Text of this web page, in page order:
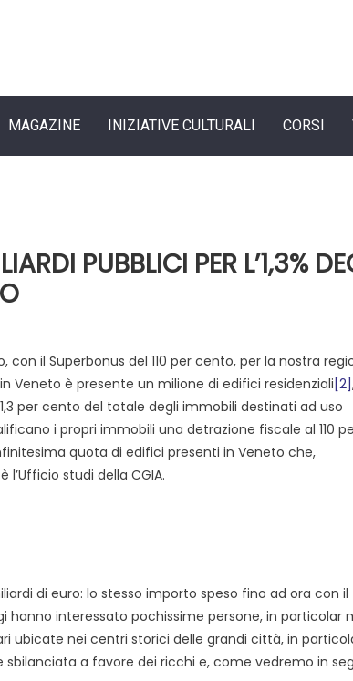
MAGAZINE INIZIATIVE CULTURALI CORSI
PUBBLICI PER L’1,3%
con il Superbonus del 110 per cento, per la nostra
Veneto è presente un milione di edifici residenziali [2]
per cento del totale degli immobili destinati ad uso
i propri immobili una detrazione fiscale al 110
quota di edifici presenti in Veneto che,
studi della CGIA.
di euro: lo stesso importo speso fino ad ora con il
hanno interessato pochissime persone, in particolar
ubicate nei centri storici delle grandi città, in
a favore dei ricchi e, come vedremo in